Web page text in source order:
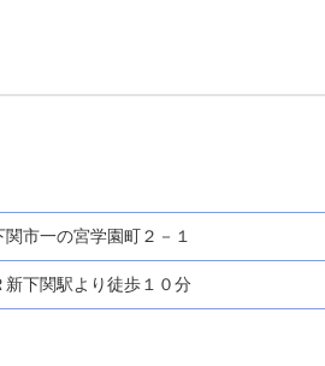
関市一の宮学園町２－１
新下関駅より徒歩１０分